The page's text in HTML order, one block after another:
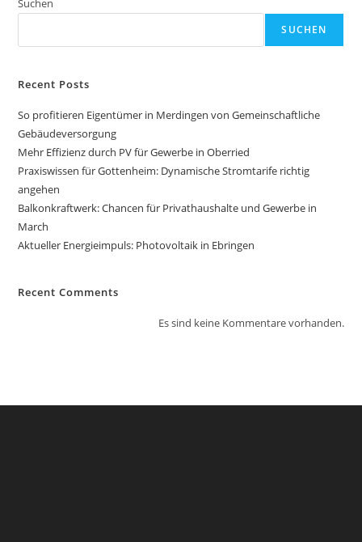
Suchen
SUCHEN
Recent Posts
So profitieren Eigentümer in Merdingen von Gemeinschaftliche
Gebäudeversorgung
Mehr Effizienz durch PV für Gewerbe in Oberried
Praxiswissen für Gottenheim: Dynamische Stromtarife richtig
angehen
Balkonkraftwerk: Chancen für Privathaushalte und Gewerbe in
March
Aktueller Energieimpuls: Photovoltaik in Ebringen
Recent Comments
Es sind keine Kommentare vorhanden.